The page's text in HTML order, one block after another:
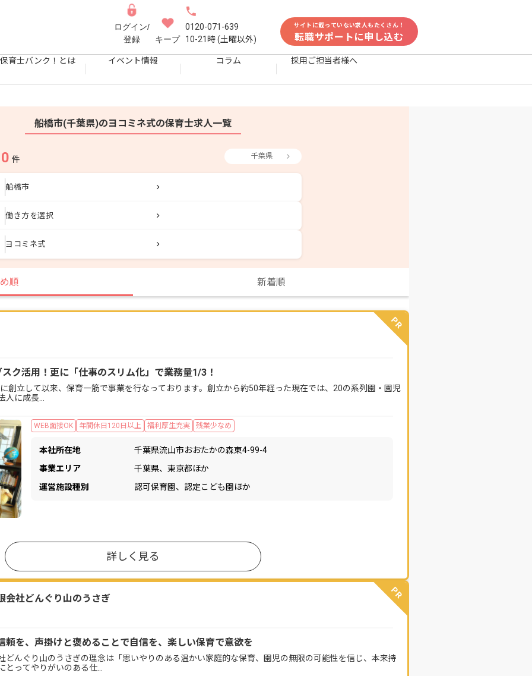
ログイン/
登録
キープ
0120-071-639
10-21時 (土曜以外)
サイトに載っていない求人もたくさん！
転職サポートに申し込む
保育士バンク！とは イベント情報 コラム 採用ご担当者様へ
船橋市(千葉県)のヨコミネ式の保育士求人一覧
0 件 千葉県
船橋市
働き方を選択
ヨコミネ式
順 新着順
PR
ク活用！更に「仕事のスリム化」で業務量1/3！
WEB面接OK 年間休日120日以上 福利厚生充実 残業少なめ
創立して以来、保育一筋で事業を行なっております。創立から約50年経った現在では、20の系列園・園児
人に成長…
本社所在地
千葉県流山市おおたかの森東4-99-4
事業エリア
千葉県、東京都ほか
運営施設種別
認可保育園、認定こども園ほか
詳しく見る
PR
会社どんぐり山のうさぎ
頼を、声掛けと褒めることで自信を、楽しい保育で意欲を
どんぐり山のうさぎの理念は「思いやりのある温かい家庭的な保育、園児の無限の可能性を信じ、本来持
ってやりがいのある仕…